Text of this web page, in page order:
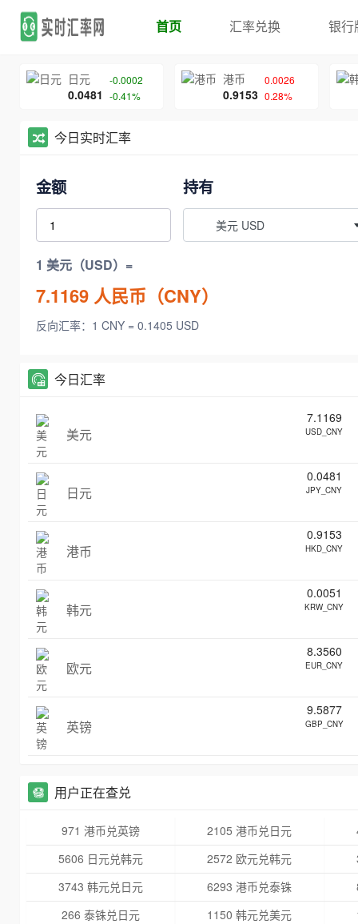
首页 汇率兑换 银行
日元
0.0481
-0.0002
-0.41%
港币
0.9153
0.0026
0.28%
今日实时汇率
金额 持有
美元 USD
1 美元（USD）=
7.1169 人民币（CNY）
反向汇率：1 CNY = 0.1405 USD
今日汇率
美元
7.1169
USD_CNY
日元
0.0481
JPY_CNY
港币
0.9153
HKD_CNY
韩元
0.0051
KRW_CNY
欧元
8.3560
EUR_CNY
英镑
9.5877
GBP_CNY
用户正在查兑
971 港币兑英镑 2105 港币兑日元
5606 日元兑韩元
2572 欧元兑韩元
3743 韩元兑日元
6293 港币兑泰铢
266 泰铢兑日元
1150 韩元兑美元